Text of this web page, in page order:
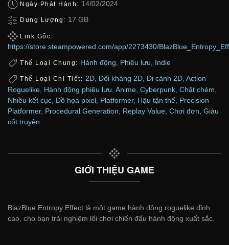
Ngày Phát Hành: 14/02/2024
Dung Lượng: 17 GB
Link Gốc:
https://store.steampowered.com/app/2273430/
Thể Loại Chung: Hành động Phiêu lưu Indie
Thể Loại Chi Tiết: 2D, Đối kháng 2D, Đi cảnh 2D, Action
Roguelike Hành động phiêu lưu Anime Cyberpunk Chặt chém
Nhiều kết cục Đồ họa pixel Platformer, Hậu tận thế Precision
Platformer, Procedural Generation Replay Value Chơi đơn Giàu
cốt truyện
GIỚI THIỆU GAME
BlazBlue Entropy Effect là một game hành động roguelike đỉnh
cao, cho bạn trải nghiệm lối chơi chiến đấu hành động xuất sắc.